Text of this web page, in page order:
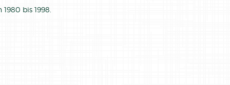
bis 1998.